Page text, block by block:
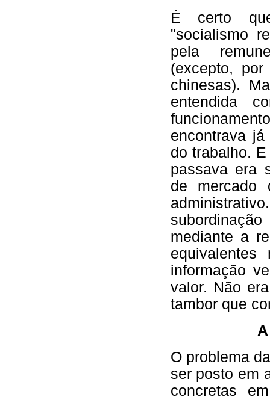
É certo
"socialismo
pela
(excepto,
chinesas).
entendida
encontrava
do trabalho.
passava era
de mercado
mediante a
informação
valor. Não
tambor que
O problema
ser posto em
concretas